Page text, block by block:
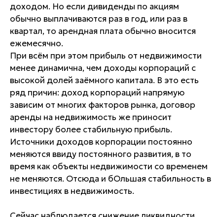
доходом. Но если дивиденды по акциям
обычно выплачиваются раз в год, или раз в
квартал, то арендная плата обычно вносится
ежемесячно.
При всём при этом прибыль от недвижимости
менее динамична, чем доходы корпораций с
высокой долей заёмного капитала. В это есть
ряд причин: доход корпораций напрямую
зависим от многих факторов рынка, договор
аренды на недвижимость же приносит
инвестору более стабильную прибыль.
Источники доходов корпорации постоянно
меняются ввиду постоянного развития, в то
время как объекты недвижимости со временем
не меняются. Отсюда и бОльшая стабильность в
инвестициях в недвижимость.